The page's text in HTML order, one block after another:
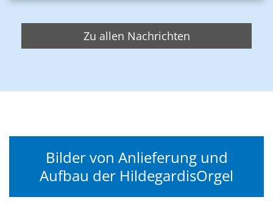
Zu allen Nachrichten
Bilder von Anlieferung und
Aufbau der HildegardisOrgel